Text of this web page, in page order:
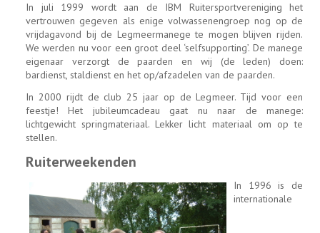
In juli 1999 wordt aan de IBM Ruitersportvereniging het
vertrouwen gegeven als enige volwassenengroep nog op de
vrijdagavond bij de Legmeermanege te mogen blijven rijden.
We werden nu voor een groot deel ‘selfsupporting’. De manege
eigenaar verzorgt de paarden en wij (de leden) doen:
bardienst, staldienst en het op/afzadelen van de paarden.
In 2000 rijdt de club 25 jaar op de Legmeer. Tijd voor een
feestje! Het jubileumcadeau gaat nu naar de manege:
lichtgewicht springmateriaal. Lekker licht materiaal om op te
stellen.
Ruiterweekenden
In 1996 is de
internationale